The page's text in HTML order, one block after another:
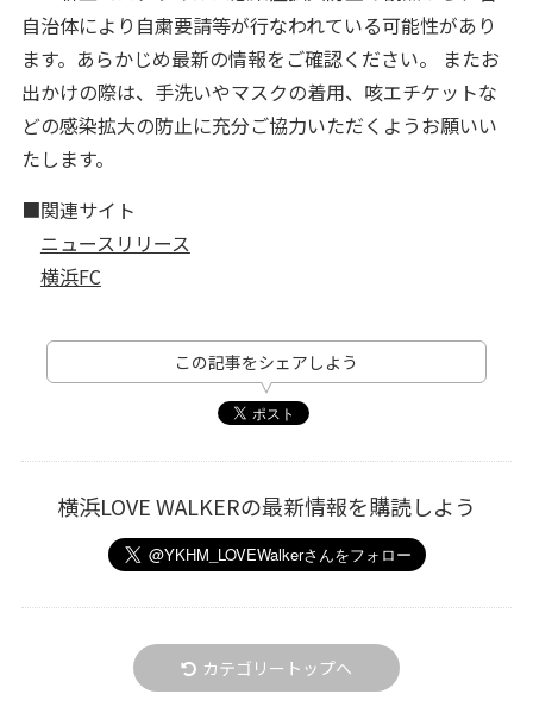
自治体により自粛要請等が行なわれている可能性があり
ます。あらかじめ最新の情報をご確認ください。 またお
出かけの際は、手洗いやマスクの着用、咳エチケットな
どの感染拡大の防止に充分ご協力いただくようお願いい
たします。
■関連サイト
ニュースリリース
横浜FC
この記事をシェアしよう
横浜LOVE WALKERの最新情報を購読しよう
カテゴリートップへ